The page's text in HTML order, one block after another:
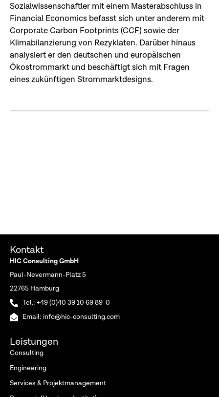
Sozialwissenschaftler mit einem Masterabschluss in
Financial Economics befasst sich unter anderem mit
Corporate Carbon Footprints (CCF) sowie der
Klimabilanzierung von Rezyklaten. Darüber hinaus
analysiert er den deutschen und europäischen
Ökostrommarkt und beschäftigt sich mit Fragen
eines zukünftigen Strommarktdesigns.
Kontakt
HIC Consulting GmbH
Paul-Nevermann-Platz 5
22765 Hamburg
Tel.: +49 (0)40 39 10 69 89-0
Email: info@hic-consulting.com
Leistungen
Consulting
Engineering
Services & Projektmanagement